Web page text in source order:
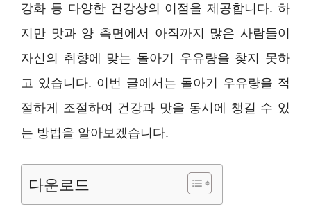
강화 등 다양한 건강상의 이점을 제공합니다. 하
지만 맛과 양 측면에서 아직까지 많은 사람들이
자신의 취향에 맞는 돌아기 우유량을 찾지 못하
고 있습니다. 이번 글에서는 돌아기 우유량을 적
절하게 조절하여 건강과 맛을 동시에 챙길 수 있
는 방법을 알아보겠습니다.
다운로드